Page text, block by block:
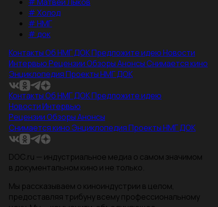
#Матвей Лыков
#Холод
#НМГ
#док
КонтактыОб НМГ ДОКПредложите идеюНовости
ИнтервьюРецензииОбзорыАнонсыСнимается кино
ЭнциклопедияПроекты НМГ ДОК
КонтактыОб НМГ ДОКПредложите идею
НовостиИнтервью
РецензииОбзорыАнонсы
Снимается кино ЭнциклопедияПроекты НМГ ДОК
DOC.ru — индустриальное медиа о самом значимом
в документальном кино и не только.
Мы рассказываем о киноиндустрии в целом,
предоставляя трибуну всему профессиональному